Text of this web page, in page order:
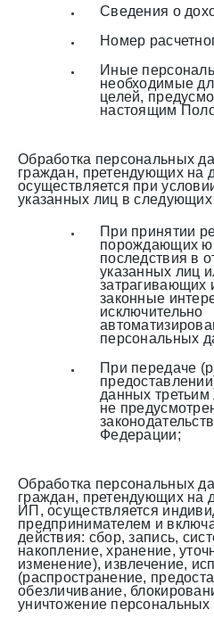
Сведения о
Номер
Иные
необходимые
целей,
настоящим
Обработка персональных
граждан, претендующих на
осуществляется при
указанных лиц в следующих
При принятии
порождающих
последствия в
указанных лиц
затрагивающих
законные
исключительно
персональных
При передаче
данных третьим
не
Федерации;
Обработка персональных
граждан, претендующих на
ИП, осуществляется
предпринимателем и
действия: сбор, запись,
накопление, хранение,
изменение), извлечение,
(распространение,
обезличивание,
уничтожение